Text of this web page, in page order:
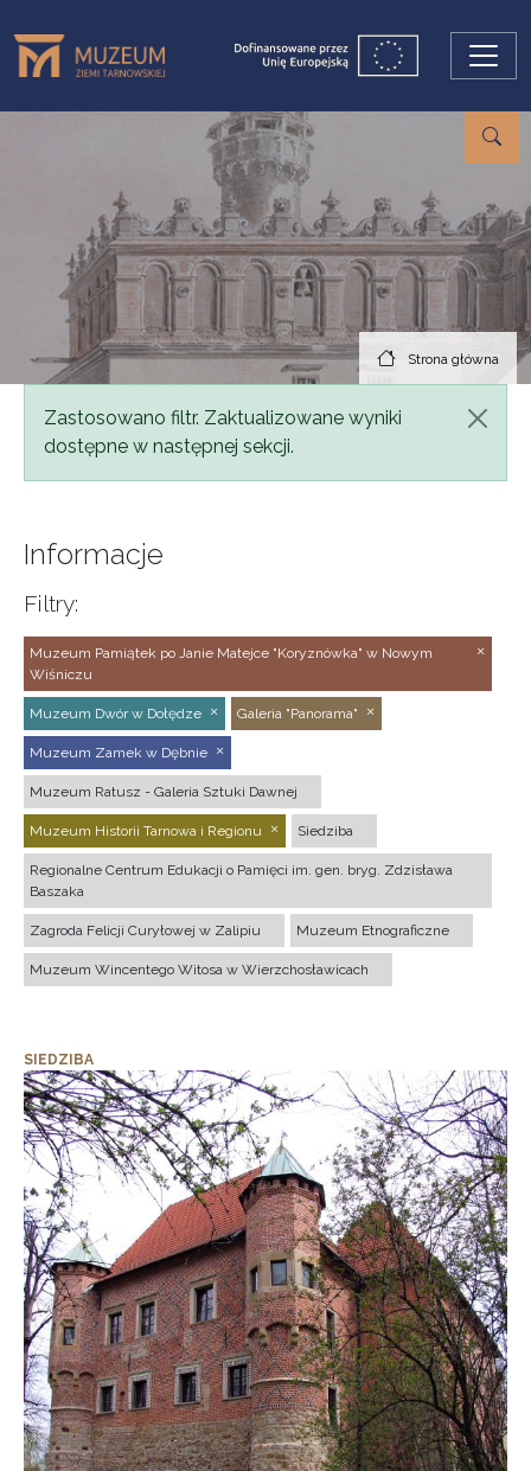
Strona główna
Komunikat
Zastosowano filtr. Zaktualizowane wyniki
dostępne w następnej sekcji.
Informacje
Filtry:
Muzeum Pamiątek po Janie Matejce "Koryznówka" w Nowym
Wiśniczu
Muzeum Dwór w Dołędze Galeria "Panorama"
Muzeum Zamek w Dębnie
Muzeum Ratusz - Galeria Sztuki Dawnej
Muzeum Historii Tarnowa i Regionu Siedziba
Regionalne Centrum Edukacji o Pamięci im. gen. bryg. Zdzisława
Baszaka
Zagroda Felicji Curyłowej w Zalipiu Muzeum Etnograficzne
Muzeum Wincentego Witosa w Wierzchosławicach
SIEDZIBA